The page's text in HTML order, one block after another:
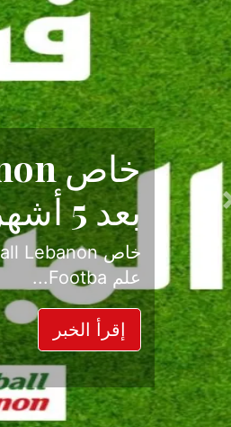
حكاية
الدرجة
بعد موسم حافل
حسم ل...
إقرأ الخبر
Previous